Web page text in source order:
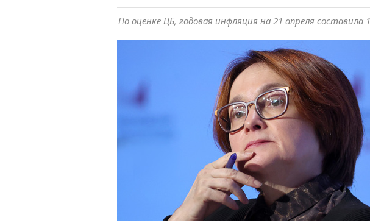
По оценке ЦБ, годовая инфляция на 21 апреля составила